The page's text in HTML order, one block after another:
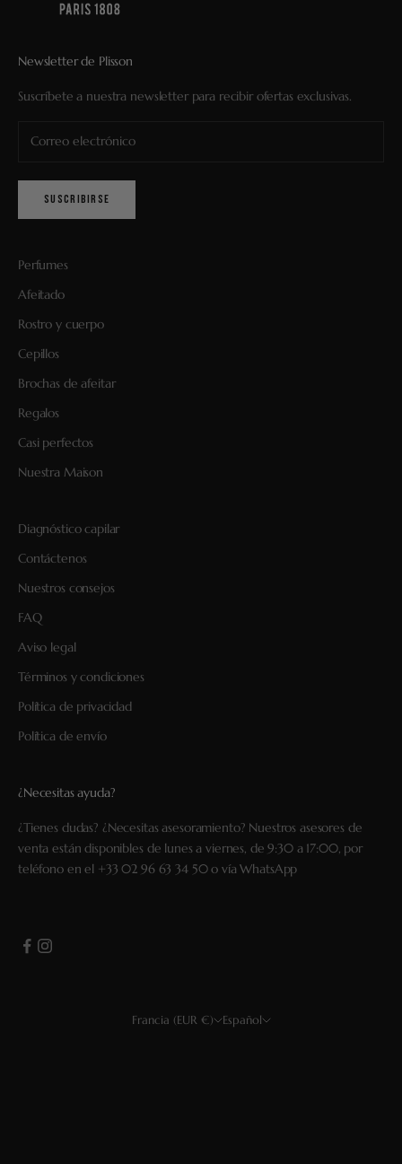
Newsletter de Plisson
Suscríbete a nuestra newsletter para recibir ofertas exclusivas.
SUSCRIBIRSE
Perfumes
Afeitado
Rostro y cuerpo
Cepillos
Brochas de afeitar
Regalos
Casi perfectos
Nuestra Maison
Diagnóstico capilar
Contáctenos
Nuestros consejos
FAQ
Aviso legal
Términos y condiciones
Política de privacidad
Política de envío
¿Necesitas ayuda?
¿Tienes dudas? ¿Necesitas asesoramiento? Nuestros asesores de
venta están disponibles de lunes a viernes, de 9:30 a 17:00, por
teléfono en el +33 02 96 63 34 50o víaWhatsApp
Francia (EUR €) Español